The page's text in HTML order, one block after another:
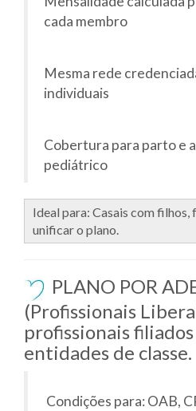
cada membro
Mesma rede
individuais
Cobertura para parto e
pediátrico
Ideal para: Casais com filhos,
unificar o plano.
PLANO POR
(Profissionais
profissionais
entidades de classe.
Condições para: OAB,